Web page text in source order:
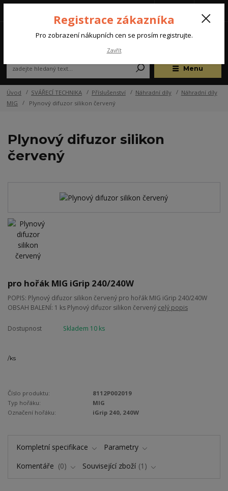
Menu
(Po-Pá, 07:00-15:30 hod.)
Úvod SVÁŘECÍ TECHNIKA Příslušenství Náhradní díly
Náhradní díly
MIG
Plynový difuzor silikon červený
Plynový difuzor silikon
červený
pro hořák MIG iGrip 240/240W
POPIS: Plynový difuzor silikon červený pro hořák MIG iGrip 240/240W
OBSAH BALENÍ: 1 ks Plynový difuzor silikon červený celý popis
Dostupnost Skladem 10 ks
/ks
Číslo produktu:
8112P002019
Typ hořáku:
MIG
Označení hořáku:
iGrip 240, 240W
Kompletní specifikace
Parametry
Komentáře
0 Související zboží 1
Registrace zákazníka
Pro zobrazení nákupních cen se prosím registrujte.
Zavřít